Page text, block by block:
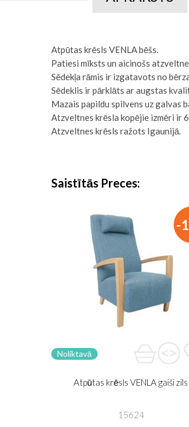
Atpūtas krēsls VENLA bēšs.
Patiesi mīksts un aicinošs
Sēdekļa rāmis ir izgatavots no
Sēdeklis ir pārklāts ar augstas
Mazais papildu spilvens uz galvas
Atzveltnes krēsla kopējie izmēri ir
Atzveltnes krēsls ražots Igaunijā.
Saistītās Preces
-
Noliktavā
Atpūtas krēsls VENLA gaiši zils
15624